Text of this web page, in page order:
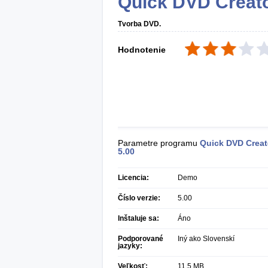
Tvorba DVD.
Hodnotenie
Parametre programu Quick DVD
5.00
Licencia: Demo
Číslo verzie: 5.00
Inštaluje sa: Áno
Podporované
jazyky:
Iný ako Slovenskí
Veľkosť: 11,5 MB